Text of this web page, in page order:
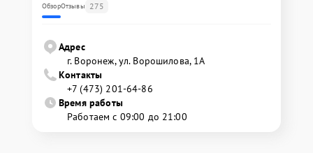
ОбзорОтзывы 275
Адрес
г. Воронеж, ул. Ворошилова, 1А
Контакты
+7 (473) 201-64-86
Время работы
Работаем с 09:00 до 21:00